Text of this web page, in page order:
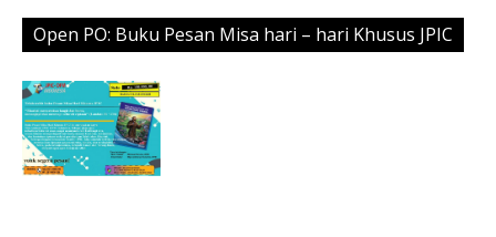
Open PO: Buku Pesan Misa hari – hari Khusus JPIC